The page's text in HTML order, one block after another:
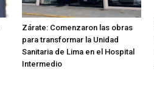
Zárate: Comenzaron las obras
para transformar la Unidad
Sanitaria de Lima en el Hospital
Intermedio